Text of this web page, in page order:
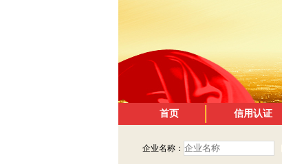
首页 信用认证
企业名称：